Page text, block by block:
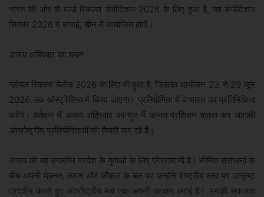
भारत की ओर से वर्ल्ड स्किल्स कंपीटिशन 2026 के लिए हुआ है, यह कंपीटिशन
सितंबर 2026 में शंघाई, चीन में आयोजित होगी।
अजय अहिरवार का चयन
ग्लोबल स्किल्स चैलेंज 2026 के लिए भी हुआ है, जिसका आयोजन 23 से 29 जून
2026 तक ऑस्ट्रेलिया में किया जाएगा। प्रतियोगिता में वे भारत का प्रतिनिधित्व
करेंगे। वर्तमान में अजय अहिरवार कानपुर में उन्नत प्रशिक्षण प्राप्त कर आगामी
अंतर्राष्ट्रीय प्रतियोगिताओं की तैयारी कर रहे हैं।
अजय की यह उपलब्धि प्रदेश के युवाओं के लिए प्रेरणादायी है। सीमित संसाधनों के
बीच अपनी मेहनत, लगन और कौशल के बल पर उन्होंने राष्ट्रीय स्तर पर उत्कृष्ट
प्रदर्शन करते हुए अंतर्राष्ट्रीय मंच तक अपनी पहचान बनाई है। उनकी सफलता